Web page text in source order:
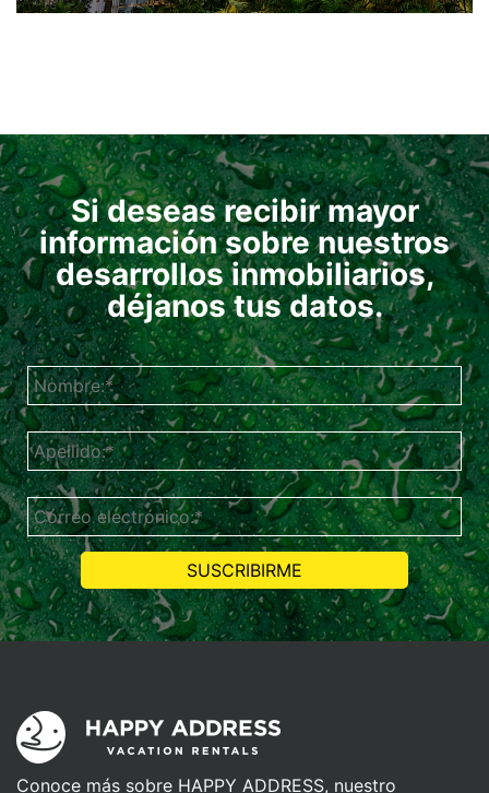
Si deseas recibir mayor
información sobre nuestros
desarrollos inmobiliarios,
déjanos tus datos.
Conoce más sobre HAPPY ADDRESS, nuestro